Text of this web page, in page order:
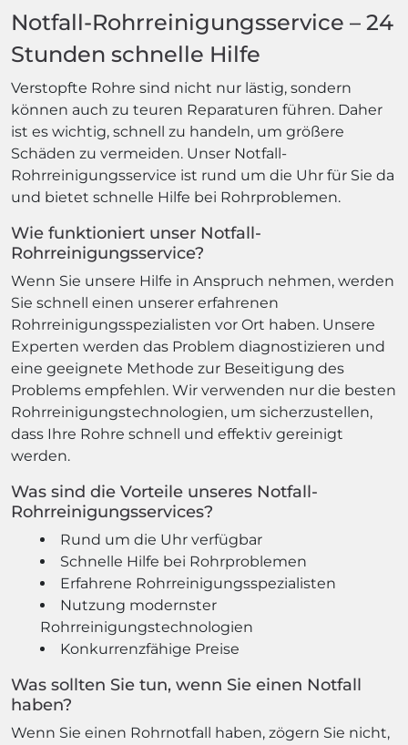
Notfall-Rohrreinigungsservice – 24
Stunden schnelle Hilfe
Verstopfte Rohre sind nicht nur lästig, sondern
können auch zu teuren Reparaturen führen. Daher
ist es wichtig, schnell zu handeln, um größere
Schäden zu vermeiden. Unser Notfall-
Rohrreinigungsservice ist rund um die Uhr für Sie da
und bietet schnelle Hilfe bei Rohrproblemen.
Wie funktioniert unser Notfall-
Rohrreinigungsservice?
Wenn Sie unsere Hilfe in Anspruch nehmen, werden
Sie schnell einen unserer erfahrenen
Rohrreinigungsspezialisten vor Ort haben. Unsere
Experten werden das Problem diagnostizieren und
eine geeignete Methode zur Beseitigung des
Problems empfehlen. Wir verwenden nur die besten
Rohrreinigungstechnologien, um sicherzustellen,
dass Ihre Rohre schnell und effektiv gereinigt
werden.
Was sind die Vorteile unseres Notfall-
Rohrreinigungsservices?
Rund um die Uhr verfügbar
Schnelle Hilfe bei Rohrproblemen
Erfahrene Rohrreinigungsspezialisten
Nutzung modernster
Rohrreinigungstechnologien
Konkurrenzfähige Preise
Was sollten Sie tun, wenn Sie einen Notfall
haben?
Wenn Sie einen Rohrnotfall haben, zögern Sie nicht,